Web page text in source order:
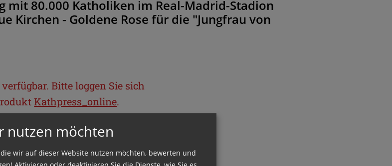
mit 80.000 Katholiken im Real-Madrid-Stadion
Kirchen - Goldene Rose für die "Jungfrau von
Bitte loggen Sie sich
Kathpress_online.
nutzen möchten
wir auf dieser Website nutzen möchten, bewerten und